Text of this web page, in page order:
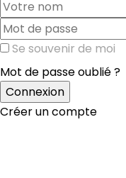
Se souvenir de moi
Mot de passe oublié ?
Créer un compte